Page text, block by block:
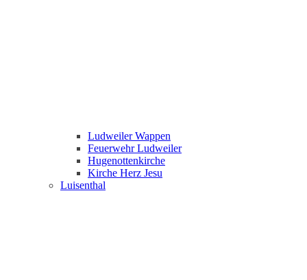
Ludweiler Wappen
Feuerwehr Ludweiler
Hugenottenkirche
Kirche Herz Jesu
Luisenthal